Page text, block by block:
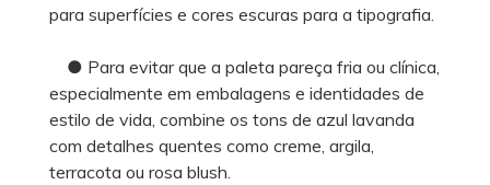
para superfícies e cores escuras para a tipografia.
● Para evitar que a paleta pareça fria ou clínica,
especialmente em embalagens e identidades de
estilo de vida, combine os tons de azul lavanda
com detalhes quentes como creme, argila,
terracota ou rosa blush.